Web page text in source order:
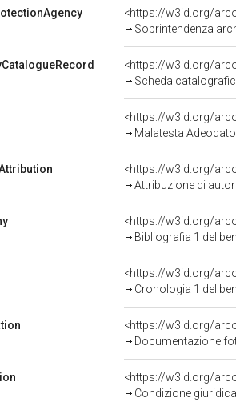
<https://w3id.org/
Soprintendenza
<https://w3id.org/
Scheda
<https://w3id.org/
Malatesta
<https://w3id.org/
Attribuzione di
<https://w3id.org/
Bibliografia 1 del
<https://w3id.org/
Cronologia 1 del
Documentazione
Condizione